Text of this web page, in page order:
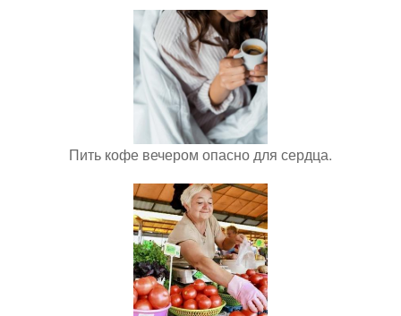
Пить кофе вечером опасно для сердца.